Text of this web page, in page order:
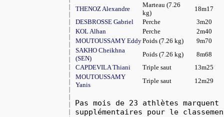
THENOZ Alexandre
Marteau (7.26
kg)
18m17
DESBROSSE Gabriel
Perche
3m20
KOL Alhan
Perche
2m40
MOUTOUSSAMY EddyPoids (7.26 kg)
9m70
SAKHO Cheikhna
(SEN)
Poids (7.26 kg)
8m68
CAPDEVILA Thiani
Triple saut
13m25
MOUTOUSSAMY
Yanis
Triple saut 12m29
Pas mois de 23 athlètes
supplémentaires pour le